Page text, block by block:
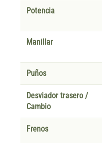
Potencia
Manillar
Puños
Desviador trasero /
Cambio
Frenos